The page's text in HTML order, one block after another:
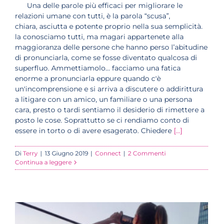
Una delle parole più efficaci per migliorare le
relazioni umane con tutti, è la parola “scusa”,
chiara, asciutta e potente proprio nella sua semplicità.
la conosciamo tutti, ma magari appartenete alla
maggioranza delle persone che hanno perso l’abitudine
di pronunciarla, come se fosse diventato qualcosa di
superfluo. Ammettiamolo… facciamo una fatica
enorme a pronunciarla eppure quando c'è
un'incomprensione e si arriva a discutere o addirittura
a litigare con un amico, un familiare o una persona
cara, presto o tardi sentiamo il desiderio di rimettere a
posto le cose. Soprattutto se ci rendiamo conto di
essere in torto o di avere esagerato. Chiedere [...]
Di Terry | 13 Giugno 2019 | Connect | 2 Commenti
Continua a leggere